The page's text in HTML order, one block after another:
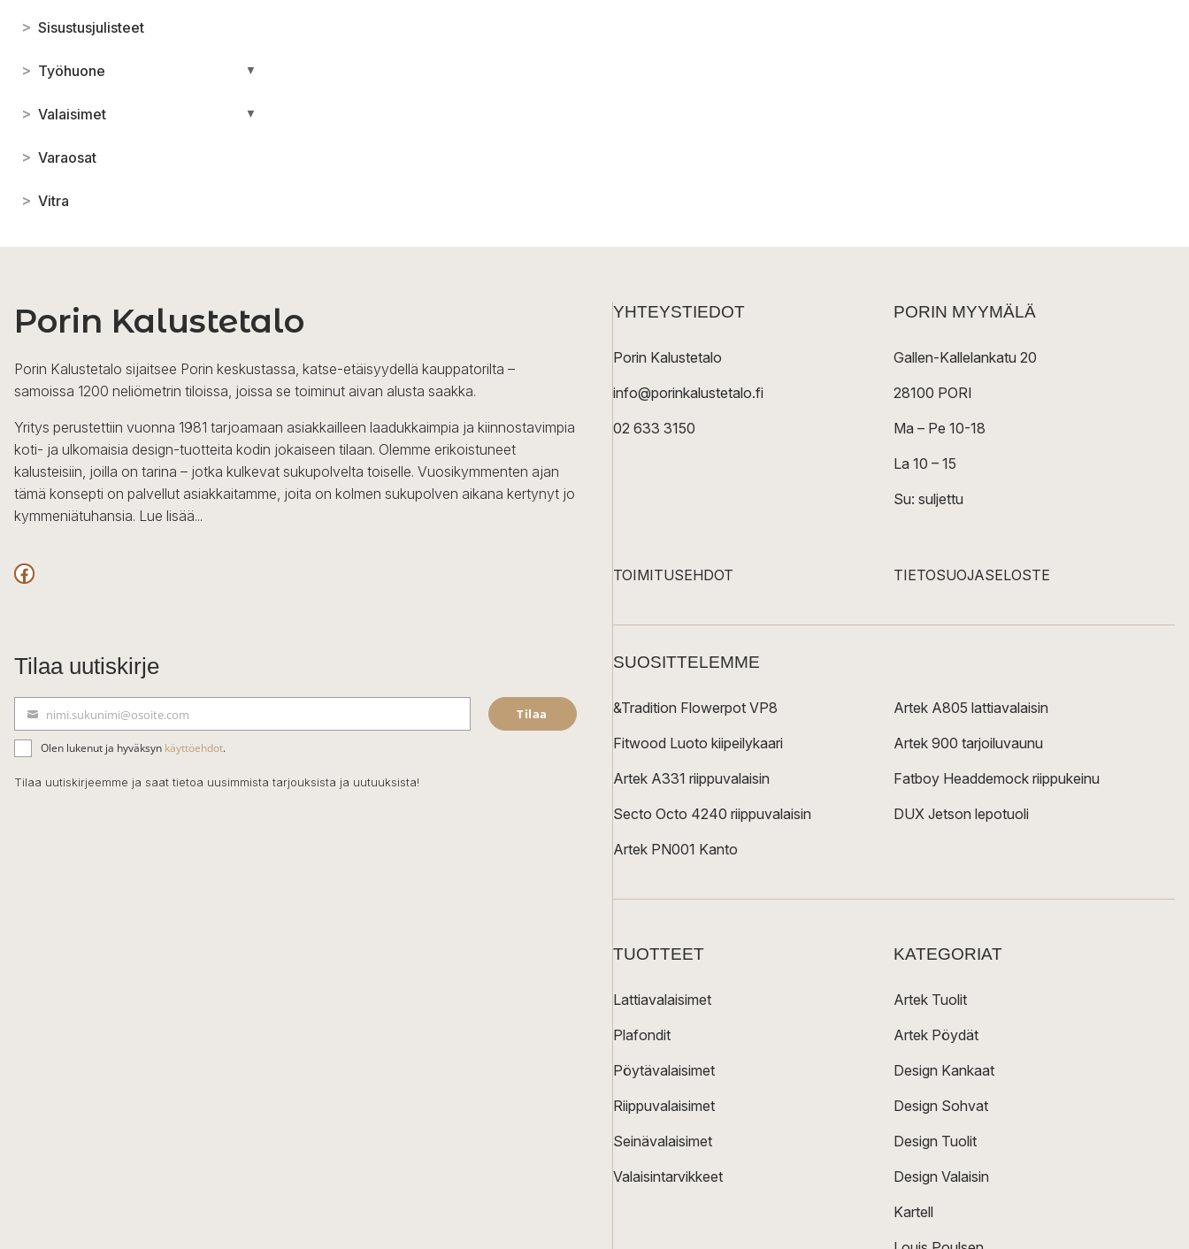
> Sisustusjulisteet
> Työhuone ▼
> Valaisimet ▼
> Varaosat
> Vitra
Porin Kalustetalo
Porin Kalustetalo sijaitsee Porin keskustassa, katse-etäisyydellä kauppatorilta –
samoissa 1200 neliömetrin tiloissa, joissa se toiminut aivan alusta saakka.
Yritys perustettiin vuonna 1981 tarjoamaan asiakkailleen laadukkaimpia ja kiinnostavimpia
koti- ja ulkomaisia design-tuotteita kodin jokaiseen tilaan. Olemme erikoistuneet
kalusteisiin, joilla on tarina – jotka kulkevat sukupolvelta toiselle. Vuosikymmenten ajan
tämä konsepti on palvellut asiakkaitamme, joita on kolmen sukupolven aikana kertynyt jo
kymmeniätuhansia. Lue lisää...
Facebook
Tilaa uutiskirje
ä
h
k
nimi.sukunimi@osoite.com Tilaa
Olen lukenut ja hyväksyn käyttöehdot.
Tilaa uutiskirjeemme ja saat tietoa uusimmista tarjouksista ja uutuuksista!
YHTEYSTIEDOT
Porin Kalustetalo
info@porinkalustetalo.fi
02 633 3150
PORIN MYYMÄLÄ
Gallen-Kallelankatu 20
28100 PORI
Ma – Pe 10-18
La 10 – 15
Su: suljettu
TOIMITUSEHDOT TIETOSUOJASELOSTE
SUOSITTELEMME
&Tradition Flowerpot VP8
Fitwood Luoto kiipeilykaari
Artek A331 riippuvalaisin
Secto Octo 4240 riippuvalaisin
Artek PN001 Kanto
Artek A805 lattiavalaisin
Artek 900 tarjoiluvaunu
Fatboy Headdemock riippukeinu
DUX Jetson lepotuoli
TUOTTEET
Lattiavalaisimet
Plafondit
Pöytävalaisimet
Riippuvalaisimet
Seinävalaisimet
Valaisintarvikkeet
KATEGORIAT
Artek Tuolit
Artek Pöydät
Design Kankaat
Design Sohvat
Design Tuolit
Design Valaisin
Kartell